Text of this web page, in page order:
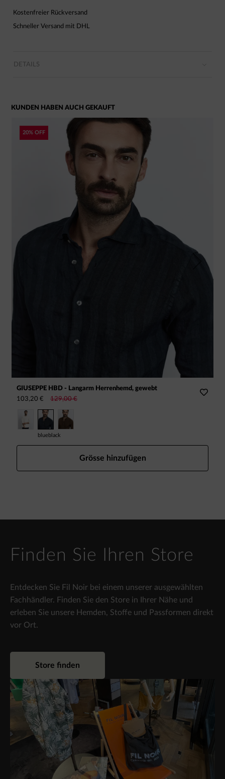
Kostenfreier Rückversand
Schneller Versand mit DHL
DETAILS
KUNDEN HABEN AUCH GEKAUFT
20% OFF
GIUSEPPE HBD - Langarm Herrenhemd, gewebt
103,20 €
129,00 €
blueblack
Grösse hinzufügen
Finden Sie Ihren Store
Entdecken Sie Fil Noir bei einem unserer ausgewählten
Fachhändler. Finden Sie den Store in Ihrer Nähe und
erleben Sie unsere Hemden, Stoffe und Passformen direkt
vor Ort.
Store finden